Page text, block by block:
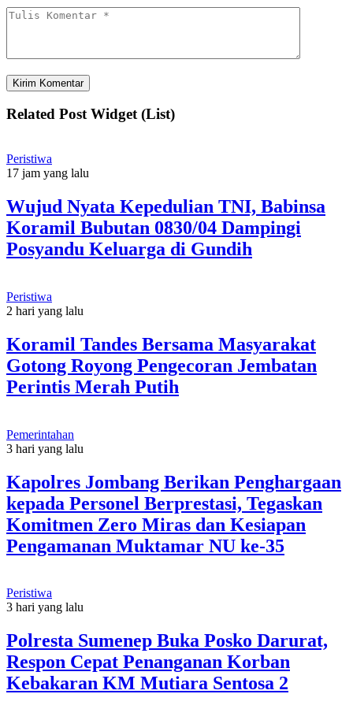
Related Post Widget (List)
Peristiwa
17 jam yang lalu
Wujud Nyata Kepedulian TNI, Babinsa
Koramil Bubutan 0830/04 Dampingi
Posyandu Keluarga di Gundih
Peristiwa
2 hari yang lalu
Koramil Tandes Bersama Masyarakat
Gotong Royong Pengecoran Jembatan
Perintis Merah Putih
Pemerintahan
3 hari yang lalu
Kapolres Jombang Berikan Penghargaan
kepada Personel Berprestasi, Tegaskan
Komitmen Zero Miras dan Kesiapan
Pengamanan Muktamar NU ke-35
Peristiwa
3 hari yang lalu
Polresta Sumenep Buka Posko Darurat,
Respon Cepat Penanganan Korban
Kebakaran KM Mutiara Sentosa 2